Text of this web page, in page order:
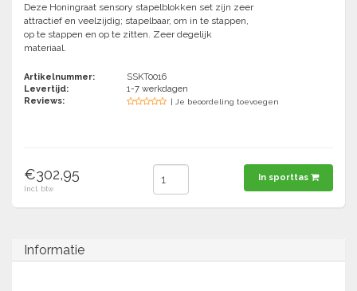
Tennis-Squash
Vechtsport
Overige/training
Zwemsport
Deze Honingraat sensory stapelblokken set zijn zeer
attractief en veelzijdig; stapelbaar, om in te stappen,
op te stappen en op te zitten. Zeer degelijk
materiaal.
Artikelnummer:
SSKT0016
Levertijd:
1-7 werkdagen
Reviews:
| Je beoordeling toevoegen
€302,95
Incl. btw
In sporttas
Informatie